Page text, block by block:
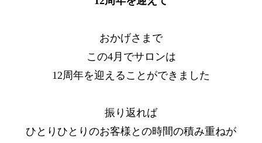
おかげさまで
この4月でサロンは
12周年を迎えることができました
振り返れば
ひとりひとりのお客様との時間の積み重ねが